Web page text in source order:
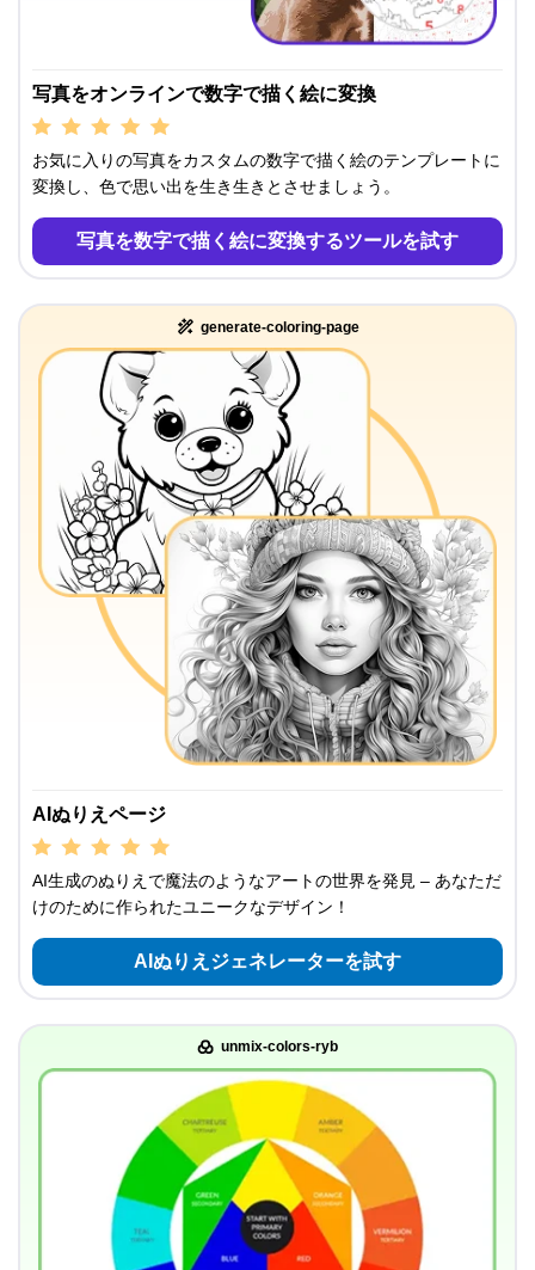
写真をオンラインで数字で描く絵に変換
お気に入りの写真をカスタムの数字で描く絵のテンプレートに
変換し、色で思い出を生き生きとさせましょう。
写真を数字で描く絵に変換するツールを試す
generate-coloring-page
AIぬりえページ
AI生成のぬりえで魔法のようなアートの世界を発見 – あなただ
けのために作られたユニークなデザイン！
AIぬりえジェネレーターを試す
unmix-colors-ryb